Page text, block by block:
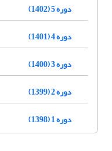
دوره 5 (1402)
دوره 4 (1401)
دوره 3 (1400)
دوره 2 (1399)
دوره 1 (1398)